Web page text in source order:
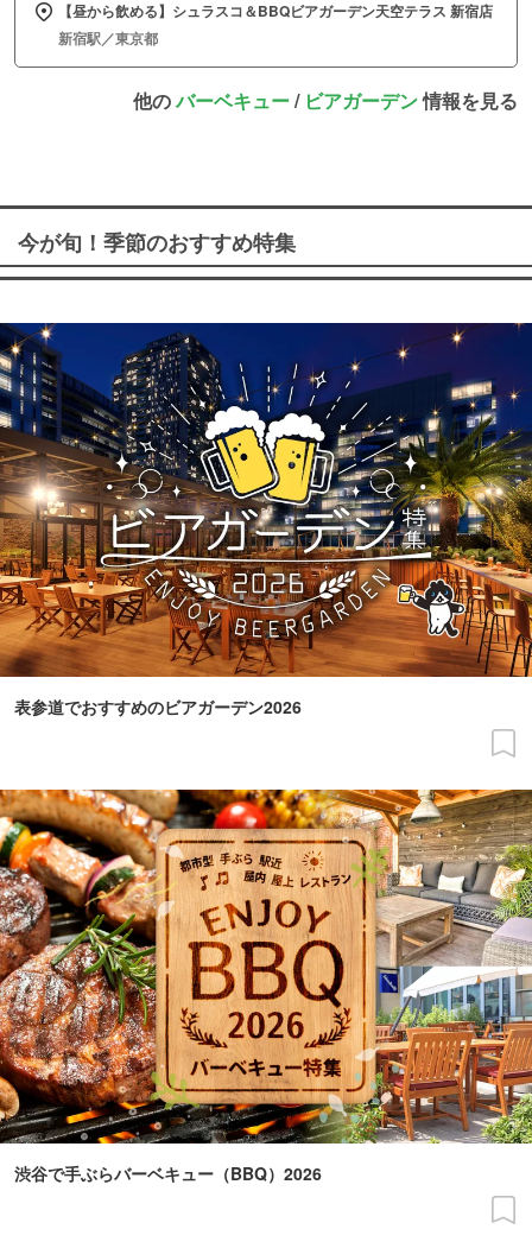
【昼から飲める】シュラスコ＆BBQビアガーデン天空テラス 新宿店
新宿駅／東京都
他のバーベキュー/ ビアガーデン情報を見る
今が旬！季節のおすすめ特集
表参道でおすすめのビアガーデン2026
渋谷で手ぶらバーベキュー（BBQ）2026